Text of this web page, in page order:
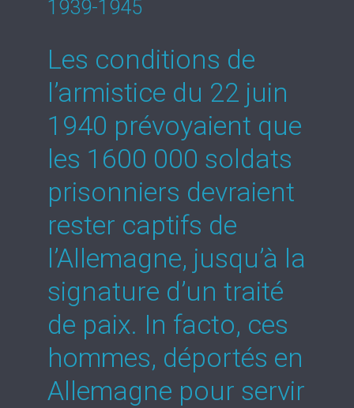
1939-1945
Les conditions de
l’armistice du 22 juin
1940 prévoyaient que
les 1600 000 soldats
prisonniers devraient
rester captifs de
l’Allemagne, jusqu’à la
signature d’un traité
de paix. In facto, ces
hommes, déportés en
Allemagne pour servir